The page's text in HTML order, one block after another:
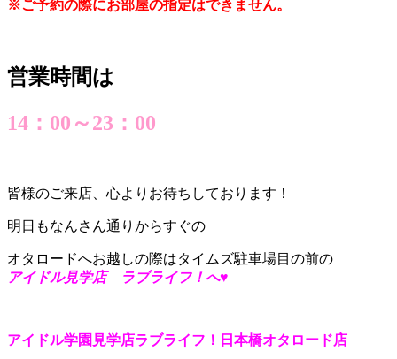
※ご予約の際にお部屋の指定はできません。
営業時間は
14：00～23：00
皆様のご来店、心よりお待ちしております！
明日もなんさん通りからすぐの
オタロードへお越しの際はタイムズ駐車場目の前の
アイドル見学店 ラブライフ！へ♥
アイドル学園見学店ラブライフ！日本橋オタロード店